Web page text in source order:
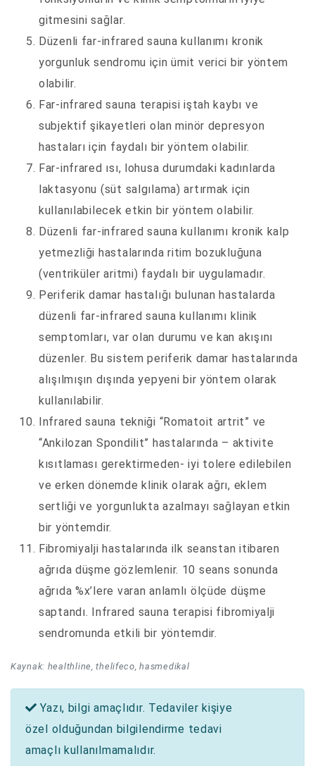
gitmesini sağlar.
Düzenli far-infrared sauna kullanımı kronik
yorgunluk sendromu için ümit verici bir yöntem
olabilir.
Far-infrared sauna terapisi iştah kaybı ve
subjektif şikayetleri olan minör depresyon
hastaları için faydalı bir yöntem olabilir.
Far-infrared ısı, lohusa durumdaki kadınlarda
laktasyonu (süt salgılama) artırmak için
kullanılabilecek etkin bir yöntem olabilir.
Düzenli far-infrared sauna kullanımı kronik kalp
yetmezliği hastalarında ritim bozukluğuna
(ventriküler aritmi) faydalı bir uygulamadır.
Periferik damar hastalığı bulunan hastalarda
düzenli far-infrared sauna kullanımı klinik
semptomları, var olan durumu ve kan akışını
düzenler. Bu sistem periferik damar hastalarında
alışılmışın dışında yepyeni bir yöntem olarak
kullanılabilir.
Infrared sauna tekniği “Romatoit artrit” ve
“Ankilozan Spondilit” hastalarında – aktivite
kısıtlaması gerektirmeden- iyi tolere edilebilen
ve erken dönemde klinik olarak ağrı, eklem
sertliği ve yorgunlukta azalmayı sağlayan etkin
bir yöntemdir.
Fibromiyalji hastalarında ilk seanstan itibaren
ağrıda düşme gözlemlenir. 10 seans sonunda
ağrıda %x’lere varan anlamlı ölçüde düşme
saptandı. Infrared sauna terapisi fibromiyalji
sendromunda etkili bir yöntemdir.
Kaynak: healthline, thelifeco, hasmedikal
Yazı, bilgi amaçlıdır. Tedaviler kişiye
özel olduğundan bilgilendirme tedavi
amaçlı kullanılmamalıdır.